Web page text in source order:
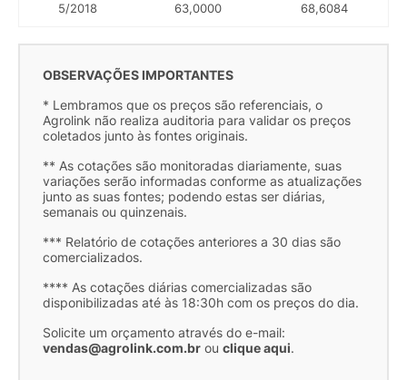
5/2018 63,0000 68,6084
OBSERVAÇÕES IMPORTANTES
* Lembramos que os preços são referenciais, o
Agrolink não realiza auditoria para validar os preços
coletados junto às fontes originais.
** As cotações são monitoradas diariamente, suas
variações serão informadas conforme as atualizações
junto as suas fontes; podendo estas ser diárias,
semanais ou quinzenais.
*** Relatório de cotações anteriores a 30 dias são
comercializados.
**** As cotações diárias comercializadas são
disponibilizadas até às 18:30h com os preços do dia.
Solicite um orçamento através do e-mail:
vendas@agrolink.com.br ou clique aqui.